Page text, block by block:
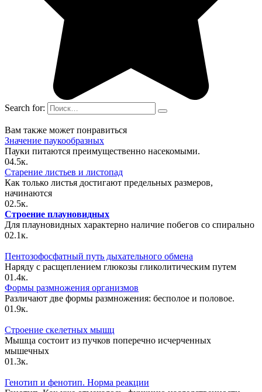
Search for:
Вам также может понравиться
Значение паукообразных
Пауки питаются преимущественно насекомыми.
04.5к.
Старение листьев и листопад
Как только листья достигают предельных размеров,
начинаются
02.5к.
Строение плауновидных
Для плауновидных характерно наличие побегов со спирально
02.1к.
Пентозофосфатный путь дыхательного обмена
Наряду с расщеплением глюкозы гликолитическим путем
01.4к.
Формы размножения организмов
Различают две формы размножения: бесполое и половое.
01.9к.
Строение скелетных мышц
Мышца состоит из пучков поперечно исчерченных
мышечных
01.3к.
Генотип и фенотип. Норма реакции